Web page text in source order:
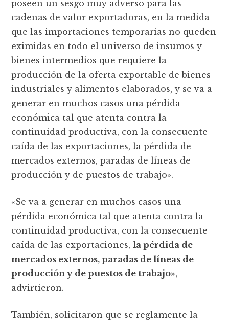
poseen un sesgo muy adverso para las
cadenas de valor exportadoras, en la medida
que las importaciones temporarias no queden
eximidas en todo el universo de insumos y
bienes intermedios que requiere la
producción de la oferta exportable de bienes
industriales y alimentos elaborados, y se va a
generar en muchos casos una pérdida
económica tal que atenta contra la
continuidad productiva, con la consecuente
caída de las exportaciones, la pérdida de
mercados externos, paradas de líneas de
producción y de puestos de trabajo».
«Se va a generar en muchos casos una
pérdida económica tal que atenta contra la
continuidad productiva, con la consecuente
caída de las exportaciones,la pérdida de
mercados externos, paradas de líneas de
producción y de puestos de trabajo»,
advirtieron.
También, solicitaron que se reglamente la